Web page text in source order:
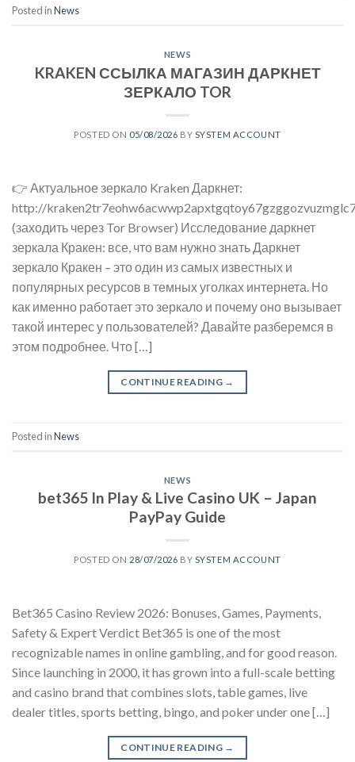
Posted inNews
NEWS
KRAKEN ССЫЛКА МАГАЗИН ДАРКНЕТ
ЗЕРКАЛО TOR
POSTED ON 05/08/2026 BY SYSTEM ACCOUNT
👉 Актуальное зеркало Kraken Даркнет:
http://
(заходить через Tor Browser) Исследование даркнет
зеркала Кракен: все, что вам нужно знать Даркнет
зеркало Кракен – это один из самых известных и
популярных ресурсов в темных уголках интернета. Но
как именно работает это зеркало и почему оно вызывает
такой интерес у пользователей? Давайте разберемся в
этом подробнее. Что […]
CONTINUE READING →
Posted inNews
NEWS
bet365 In Play & Live Casino UK – Japan
PayPay Guide
POSTED ON 28/07/2026 BY SYSTEM ACCOUNT
Bet365 Casino Review 2026: Bonuses, Games, Payments,
Safety & Expert Verdict Bet365 is one of the most
recognizable names in online gambling, and for good reason.
Since launching in 2000, it has grown into a full-scale betting
and casino brand that combines slots, table games, live
dealer titles, sports betting, bingo, and poker under one […]
CONTINUE READING →